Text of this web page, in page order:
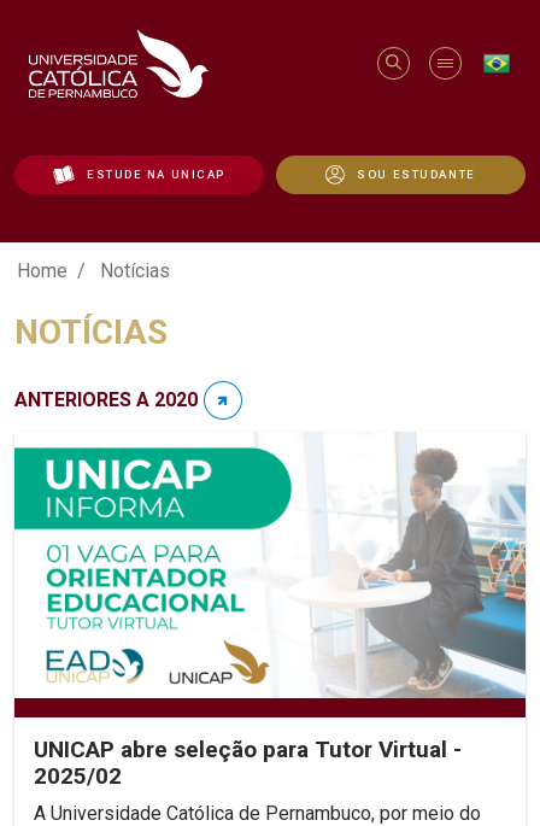
ESTUDE NA UNICAP SOU ESTUDANTE
Notícias - Unicap
Home Notícias
NOTÍCIAS
ANTERIORES A 2020
UNICAP abre seleção para Tutor Virtual -
2025/02
A Universidade Católica de Pernambuco, por meio do